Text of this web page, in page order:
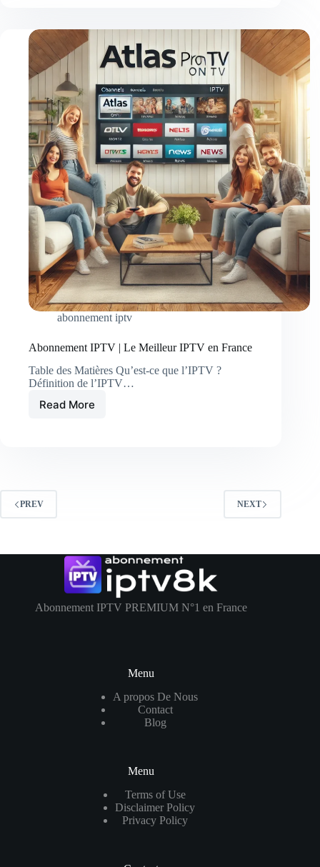
iOS
et
android
en
8
étapes
abonnement iptv
Abonnement IPTV | Le Meilleur IPTV en France
Table des Matières Qu’est-ce que l’IPTV ?
Définition de l’IPTV…
Read MoreAbonnement
PREV NEXT
Abonnement IPTV PREMIUM N°1 en France
Menu
A propos De Nous
Contact
Blog
Menu
Terms of Use
Disclaimer Policy
Privacy Policy